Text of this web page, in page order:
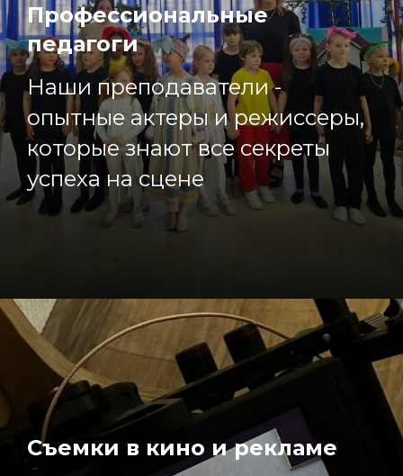
Профессиональные
педагоги
Наши преподаватели -
опытные актеры и режиссеры,
которые знают все секреты
успеха на сцене
Съемки в кино и рекламе